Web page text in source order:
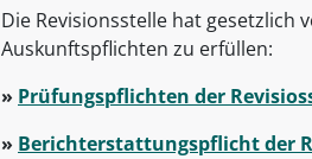
Die Revisionsstelle hat gesetzlich
Auskunftspflichten zu erfüllen:
» Prüfungspflichten der
» Berichterstattungspflicht der